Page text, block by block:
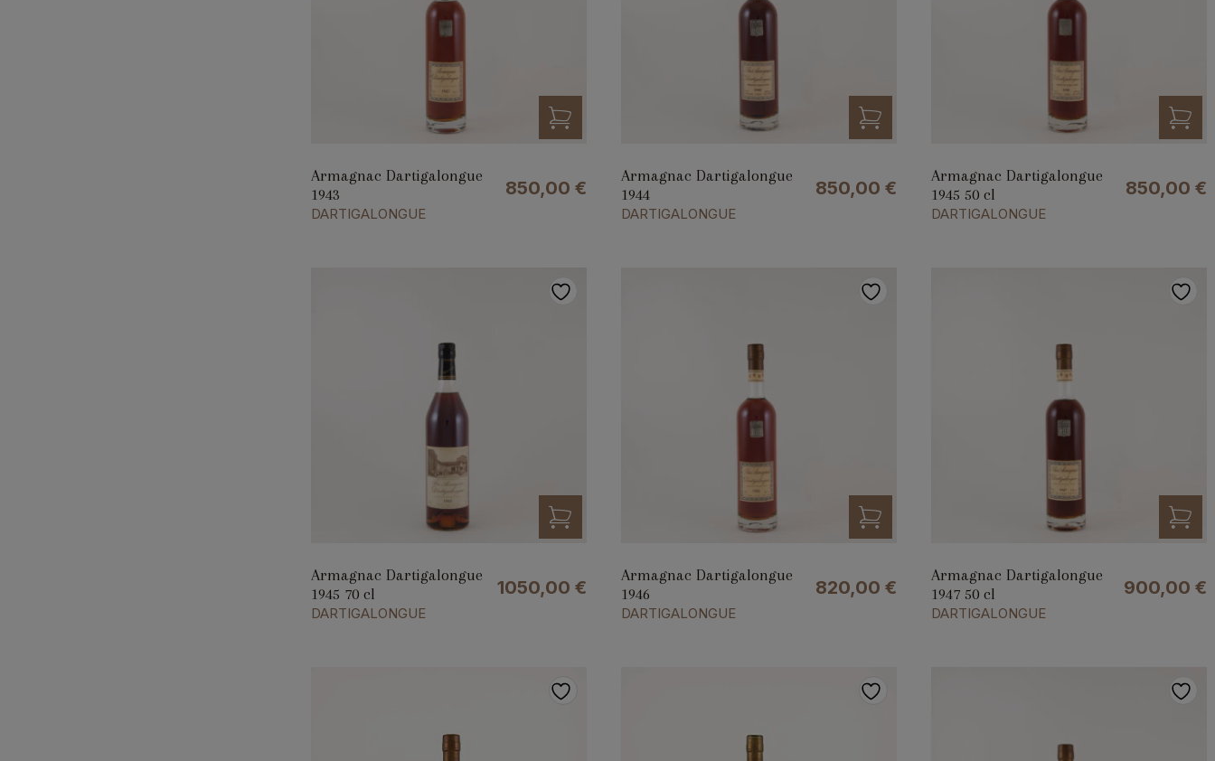
Armagnac Dartigalongue
1943
DARTIGALONGUE
850,00 €
Armagnac Dartigalongue
1944
DARTIGALONGUE
850,00 €
Armagnac Dartigalongue
1945 50 cl
DARTIGALONGUE
850,00 €
Armagnac Dartigalongue
1945 70 cl
DARTIGALONGUE
1050,00 €
Armagnac Dartigalongue
1946
DARTIGALONGUE
820,00 €
Armagnac Dartigalongue
1947 50 cl
DARTIGALONGUE
900,00 €